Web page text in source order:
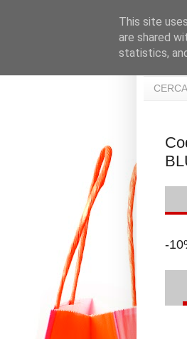
-
This site
are shared
statistics,